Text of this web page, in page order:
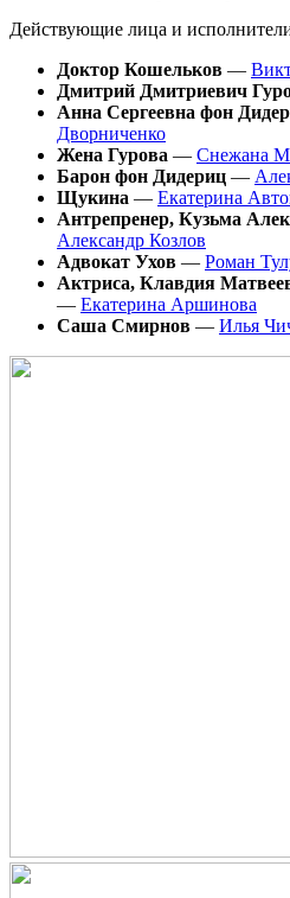
Действующие лица и
Доктор Кошельков —
Дмитрий Дмитриевич
Анна Сергеевна фон
Дворниченко
Жена Гурова — Снежана
Барон фон Дидериц —
Щукина — Екатерина
Антрепренер, Кузьма
Александр Козлов
Адвокат Ухов — Роман
Актриса, Клавдия
— Екатерина Аршинова
Саша Смирнов — Илья